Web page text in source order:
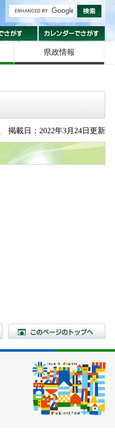
組織でさがす
県政情報
掲載日：2022年3月24日更新
前のページに戻る